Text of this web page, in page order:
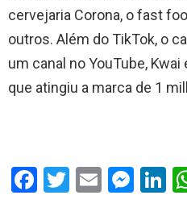
cervejaria Corona, o fast
outros. Além do TikTok, o
um canal no YouTube,
que atingiu a marca de 1
F
T
E
M Li